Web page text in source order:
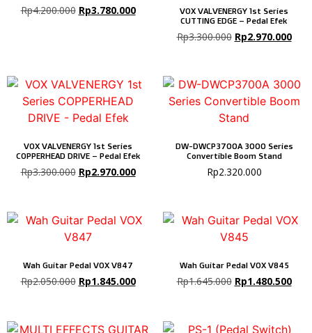
Rp4.200.000 Rp3.780.000
VOX VALVENERGY 1st Series
CUTTING EDGE – Pedal Efek
Rp3.300.000 Rp2.970.000
VOX VALVENERGY 1st Series
COPPERHEAD DRIVE – Pedal Efek
Rp3.300.000 Rp2.970.000
DW-DWCP3700A 3000 Series
Convertible Boom Stand
Rp2.320.000
Wah Guitar Pedal VOX V847
Rp2.050.000 Rp1.845.000
Wah Guitar Pedal VOX V845
Rp1.645.000 Rp1.480.500